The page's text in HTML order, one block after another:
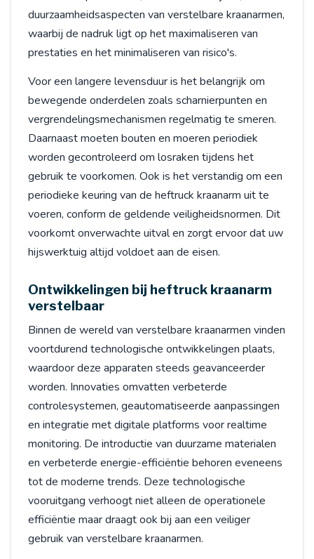
duurzaamheidsaspecten van verstelbare kraanarmen,
waarbij de nadruk ligt op het maximaliseren van
prestaties en het minimaliseren van risico's.
Voor een langere levensduur is het belangrijk om
bewegende onderdelen zoals scharnierpunten en
vergrendelingsmechanismen regelmatig te smeren.
Daarnaast moeten bouten en moeren periodiek
worden gecontroleerd om losraken tijdens het
gebruik te voorkomen. Ook is het verstandig om een
periodieke keuring van de heftruck kraanarm uit te
voeren, conform de geldende veiligheidsnormen. Dit
voorkomt onverwachte uitval en zorgt ervoor dat uw
hijswerktuig altijd voldoet aan de eisen.
Ontwikkelingen bij heftruck kraanarm
verstelbaar
Binnen de wereld van verstelbare kraanarmen vinden
voortdurend technologische ontwikkelingen plaats,
waardoor deze apparaten steeds geavanceerder
worden. Innovaties omvatten verbeterde
controlesystemen, geautomatiseerde aanpassingen
en integratie met digitale platforms voor realtime
monitoring. De introductie van duurzame materialen
en verbeterde energie-efficiëntie behoren eveneens
tot de moderne trends. Deze technologische
vooruitgang verhoogt niet alleen de operationele
efficiëntie maar draagt ook bij aan een veiliger
gebruik van verstelbare kraanarmen.